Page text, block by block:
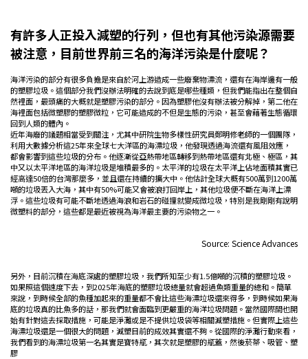
有許多人正投入減塑的行列，但也有其他污染源需要
被注意，目前世界前三名的海洋污染是什麼呢？
海洋污染的部分有很多負擔是來自於河上游造成一些廢棄物漂流，還有在海岸邊有一般
的塑膠垃圾。這個部分我們沒辦法明確的去說到底是哪些種類，但我們能指出在整個自
然裡面，最頭痛的大概就是塑膠污染的部分。因為塑膠他沒有辦法被分解掉，第二他在
海裡面包括微塑膠的塑膠微粒，它可能造成的不但是生態的污染，甚至會藉著生態循環
回到人類的體內。
近年海廢的議題相當受到關注，尤其中研院生物多樣性研究員鄭明修老師的一個團隊，
利用大數據分析這25年來全球七大洋區的海漂垃圾，他發現透過海流還有風阻效應，
都會影響到這些垃圾的分布。他逐漸從亞熱帶地區轉移到熱帶地區還有北極、極區，其
中又以太平洋地區的海洋垃圾是堆積最多的。太平洋的垃圾在太平洋上佔地面積其實已
經高達50倍的台灣那麼多，並且還在持續的擴大中。他估計全球大概有500萬到1200萬
噸的垃圾丟入大海，其中有50%可能又會被浪打回岸上，其他垃圾便不斷在海洋上漂
浮。這些垃圾有可能不斷地透過海浪和岩石的碰撞就變成微垃圾，特別是我剛剛有說明
微塑料的部分，這些都是最近被視為海洋最主要的污染物之一。
Source: Science Advances
另外，目前沉積在海底深處的塑膠垃圾，我們所知至少有1.5億噸的沉積的塑膠垃圾。
如果照這個速度下去，到2025年海底的塑膠垃圾總量就會超過魚類重量的總和。簡單
來說，到時候全部的魚種加起來的重量都不會比這些海漂垃圾還來得多，到時候如果海
底的垃圾真的比魚多的話，那我們就會面臨到更嚴重的海洋垃圾問題。當然國際間也開
始有針對這去採取措施，可能是淨灘或是不提供垃圾袋等相關減塑措施。但實際上這些
海漂垃圾還是一個很大的問題，減塑目前的成效其實還不夠。從國際的淨灘行動來看，
我們看到的海漂垃圾第一名其實是寶特瓶，其次就是塑膠的瓶蓋，然後菸蒂、吸管、塑
膠